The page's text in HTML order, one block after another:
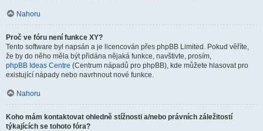
Nahoru
Proč ve fóru není funkce XY?
Tento software byl napsán a je licencován přes phpBB Limited. Pokud věříte,
že by do něho měla být přidána nějaká funkce, navštivte, prosím,
phpBB Ideas Centre (Centrum nápadů pro phpBB), kde můžete hlasovat pro
existující nápady nebo navrhnout nové funkce.
Nahoru
Koho mám kontaktovat ohledně stížnosti a/nebo právních záležitostí
týkajících se tohoto fóra?